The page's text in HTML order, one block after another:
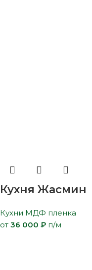
Кухня Жасмин
Кухни МДФ пленка
от 36 000 ₽ п/м